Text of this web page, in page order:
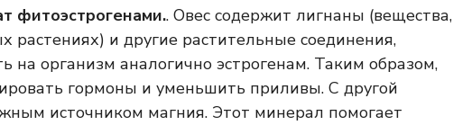
фитоэстрогенами.. Овес содержит лигнаны (вещества,
растениях) и другие растительные соединения,
на организм аналогично эстрогенам. Таким образом,
гормоны и уменьшить приливы. С другой
источником магния. Этот минерал помогает